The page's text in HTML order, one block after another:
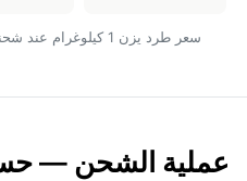
سعر طرد يزن 1 كيلوغرام عند شحنه من الولايات المتحدة إلى فيجي
عملية الشحن —